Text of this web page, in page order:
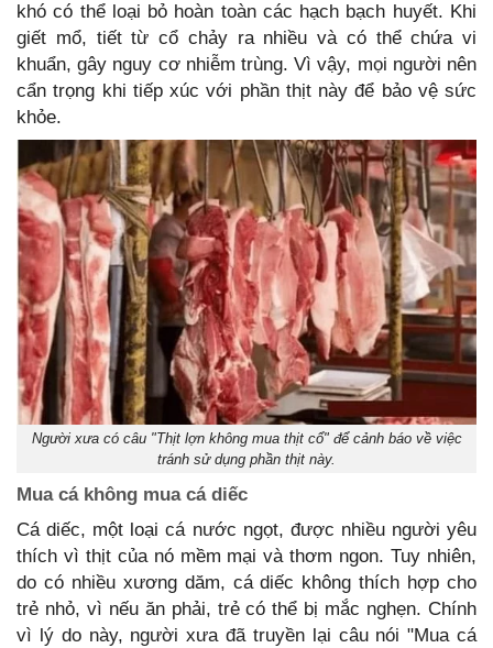
khó có thể loại bỏ hoàn toàn các hạch bạch huyết. Khi
giết mổ, tiết từ cổ chảy ra nhiều và có thể chứa vi
khuẩn, gây nguy cơ nhiễm trùng. Vì vậy, mọi người nên
cẩn trọng khi tiếp xúc với phần thịt này để bảo vệ sức
khỏe.
Người xưa có câu "Thịt lợn không mua thịt cổ" để cảnh báo về việc
tránh sử dụng phần thịt này.
Mua cá không mua cá diếc
Cá diếc, một loại cá nước ngọt, được nhiều người yêu
thích vì thịt của nó mềm mại và thơm ngon. Tuy nhiên,
do có nhiều xương dăm, cá diếc không thích hợp cho
trẻ nhỏ, vì nếu ăn phải, trẻ có thể bị mắc nghẹn. Chính
vì lý do này, người xưa đã truyền lại câu nói "Mua cá